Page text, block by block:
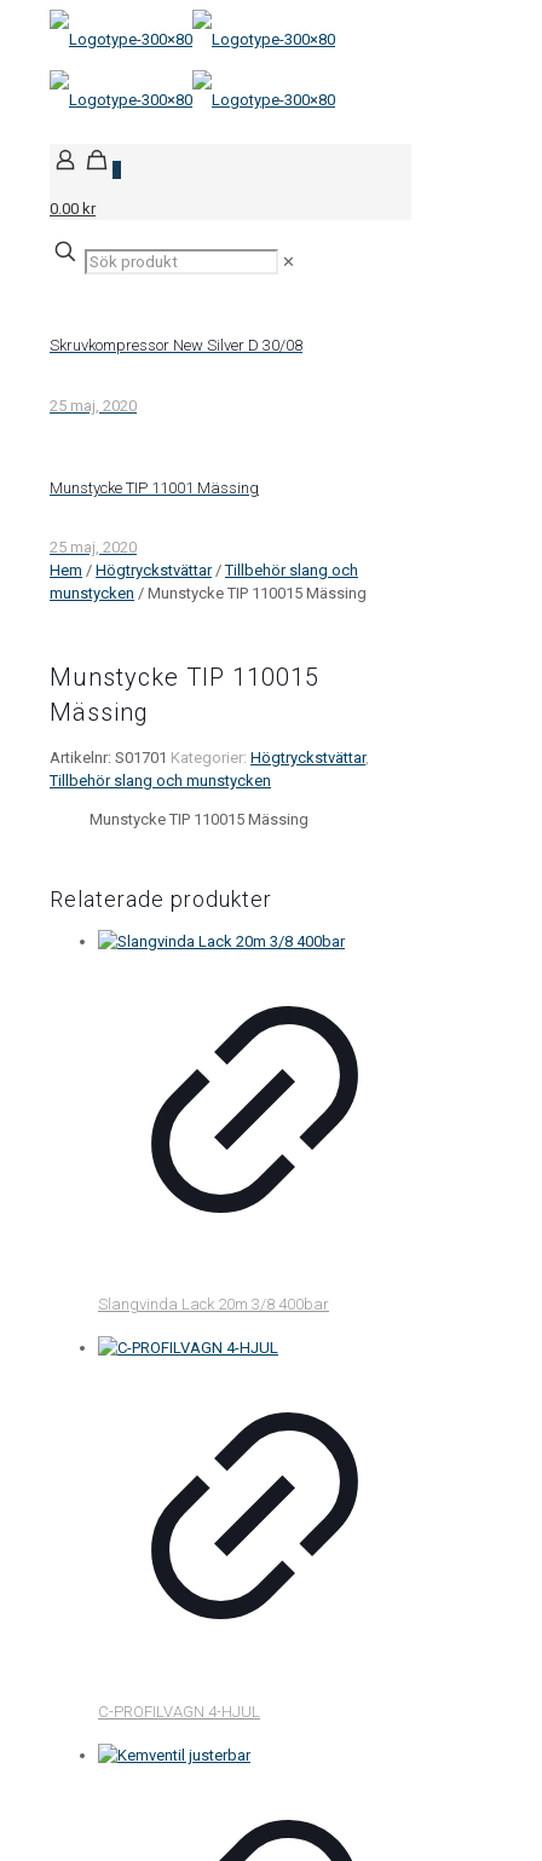
0
0.00 kr
✕
Skruvkompressor New Silver D 30/08
25 maj, 2020
Munstycke TIP 11001 Mässing
25 maj, 2020
Hem / Högtryckstvättar/Tillbehör slang och
munstycken / Munstycke TIP 110015 Mässing
Munstycke TIP 110015
Mässing
Artikelnr: S01701 Kategorier: Högtryckstvättar,
Tillbehör slang och munstycken
Munstycke TIP 110015 Mässing
Relaterade produkter
Slangvinda Lack 20m 3/8 400bar
C-PROFILVAGN 4-HJUL